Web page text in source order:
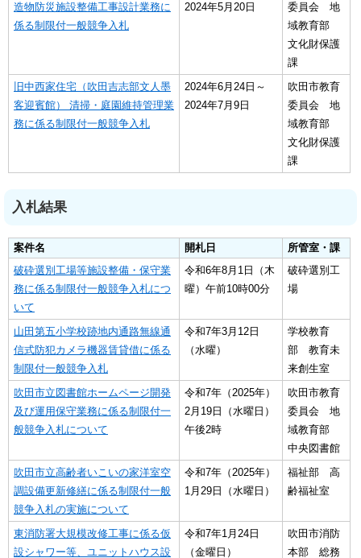
造物防災施設整備工事設計業務に
係る制限付一般競争入札
2024年5月20日
委員会 地
域教育部
文化財保護
課
旧中西家住宅（吹田吉志部文人墨
客迎賓館） 清掃・庭園維持管理業
務に係る制限付一般競争入札
2024年6月24日～
2024年7月9日
吹田市教育
委員会 地
域教育部
文化財保護
課
入札結果
案件名 開札日
所管室・課
破砕選別工場等施設整備・保守業
務に係る制限付一般競争入札につ
いて
令和6年8月1日（木
曜）午前10時00分
破砕選別工
場
山田第五小学校跡地内通路無線通
信式防犯カメラ機器賃貸借に係る
制限付一般競争入札
令和7年3月12日
（水曜）
学校教育
部 教育未
来創生室
吹田市立図書館ホームページ開発
及び運用保守業務に係る制限付一
般競争入札について
令和7年（2025年）
2月19日（水曜日）
午後2時
吹田市教育
委員会 地
域教育部
中央図書館
吹田市立高齢者いこいの家洋室空
調設備更新修繕に係る制限付一般
競争入札の実施について
令和7年（2025年）
1月29日（水曜日）
福祉部 高
齢福祉室
東消防署大規模改修工事に係る仮
設シャワー等、ユニットハウス設
令和7年1月24日
（金曜日）
吹田市消防
本部 総務